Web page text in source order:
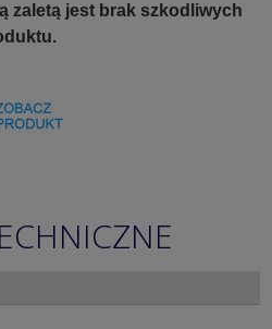
zaletą jest brak szkodliwych